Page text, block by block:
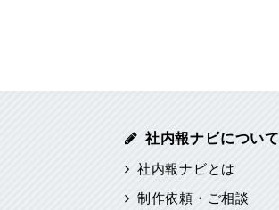
社内報ナビについて
社内報ナビとは
制作依頼・ご相談